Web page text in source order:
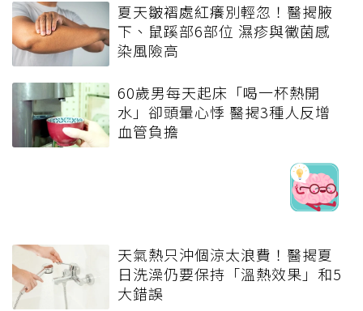
夏天皺褶處紅癢別輕忽！醫揭腋
下、鼠蹊部6部位 濕疹與黴菌感
染風險高
60歲男每天起床「喝一杯熱開
水」卻頭暈心悸 醫揭3種人反增
血管負擔
天氣熱只沖個涼太浪費！醫揭夏
日洗澡仍要保持「溫熱效果」和5
大錯誤